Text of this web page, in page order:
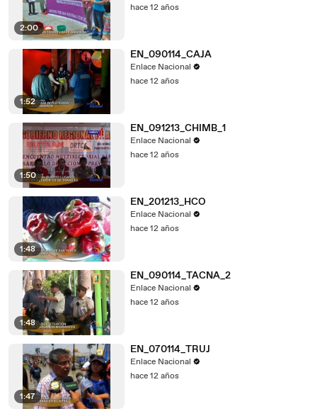
2:00
hace 12 años
1:52
EN_090114_CAJA
Enlace Nacional
hace 12 años
1:50
EN_091213_CHIMB_1
Enlace Nacional
hace 12 años
1:48
EN_201213_HCO
Enlace Nacional
hace 12 años
1:48
EN_090114_TACNA_2
Enlace Nacional
hace 12 años
1:47
EN_070114_TRUJ
Enlace Nacional
hace 12 años